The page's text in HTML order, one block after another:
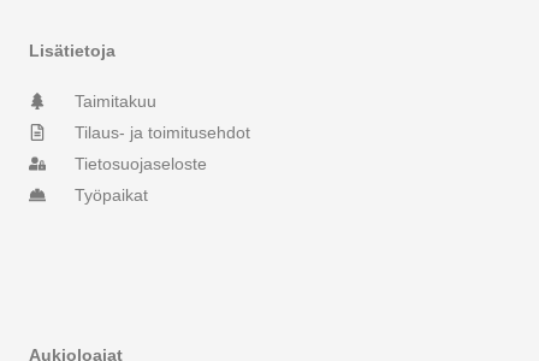
r
a
f
Lisätietoja
Taimitakuu
Tilaus- ja toimitusehdot
Tietosuojaseloste
Työpaikat
Aukioloajat